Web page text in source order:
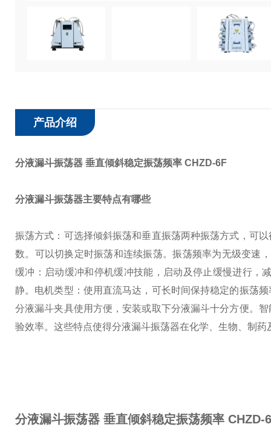
产品介绍
分液漏斗振荡器 垂直倾斜稳定振荡频率 CHZD-6F
分液漏斗振荡器主要特点有哪些
振荡方式：可选择倾斜振荡和垂直振荡两种振荡方式，可
数。可以切换定时振荡和连续振荡。振荡频率为无级变速
缓冲：启动缓冲和停机缓冲技能，启动及停止缓慢进行，
静。 电机类型：使用直流马达，可长时间保持稳定的振荡频
分液漏斗夹具使用方便，安装或取下分液漏斗十分方便。 智
验效率。 这些特点使得分液漏斗振荡器在化学、生物、制
分液漏斗振荡器 垂直倾斜稳定振荡频率 CHZD-